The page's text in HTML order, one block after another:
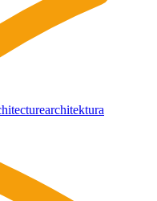
architektura